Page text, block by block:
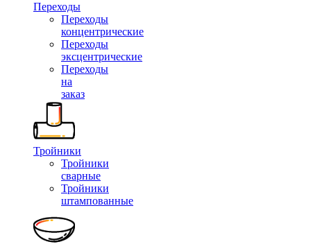
Переходы
Переходы
концентрические
Переходы
эксцентрические
Переходы
на
заказ
Тройники
Тройники
сварные
Тройники
штампованные